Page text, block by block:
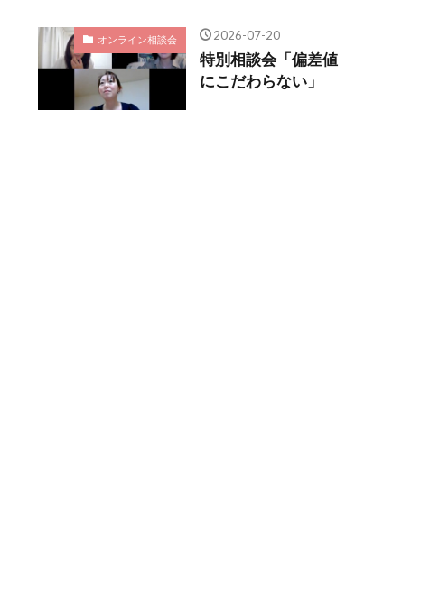
オンライン相談会 2026-07-20
特別相談会「偏差値
にこだわらない」